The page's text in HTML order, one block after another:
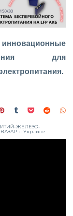
для
ЖЕЛЕЗО-
в Украине